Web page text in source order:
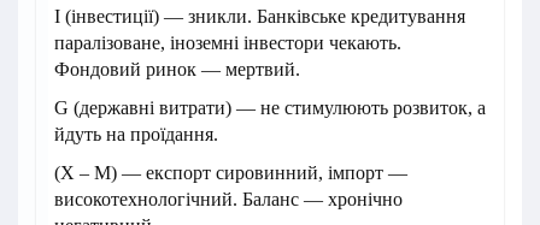
I (інвестиції) — зникли. Банківське кредитування
паралізоване, іноземні інвестори чекають.
Фондовий ринок — мертвий.
G (державні витрати) — не стимулюють розвиток, а
йдуть на проїдання.
(X – M) — експорт сировинний, імпорт —
високотехнологічний. Баланс — хронічно